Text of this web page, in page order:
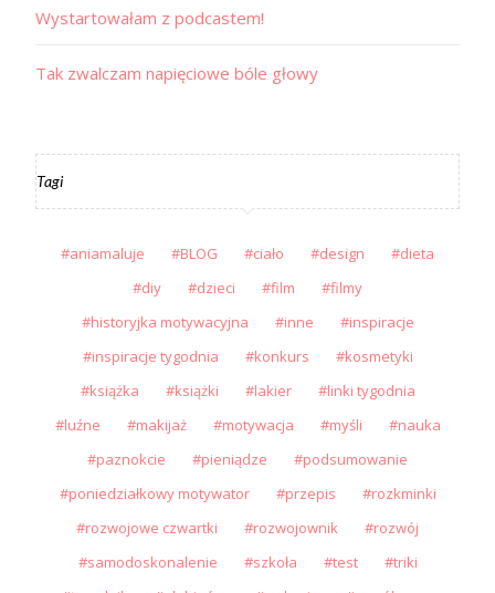
Wystartowałam z podcastem!
Tak zwalczam napięciowe bóle głowy
Tagi
aniamaluje BLOG ciało design
dieta
diy
dzieci film
filmy
historyjka motywacyjna
inne
inspiracje
inspiracje tygodnia
konkurs
kosmetyki
książka
książki lakier
linki tygodnia
luźne
makijaż motywacja myśli
nauka
paznokcie
pieniądze
podsumowanie
poniedziałkowy motywator
przepis
rozkminki
rozwojowe czwartki
rozwojownik
rozwój
samodoskonalenie
szkoła test
triki